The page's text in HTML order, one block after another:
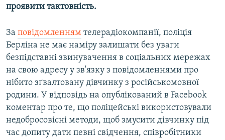
проявити тактовність.
За повідомленням телерадіокомпанії, поліція
Берліна не має наміру залишати без уваги
безпідставні звинувачення в соціальних мережах
на свою адресу у зв'язку з повідомленнями про
нібито зґвалтовану дівчинку з російськомовної
родини. У відповідь на опублікований в Facebook
коментар про те, що поліцейські використовували
недобросовісні методи, щоб змусити дівчинку під
час допиту дати певні свідчення, співробітники